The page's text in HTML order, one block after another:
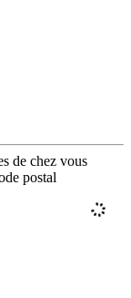
de chez vous
postal